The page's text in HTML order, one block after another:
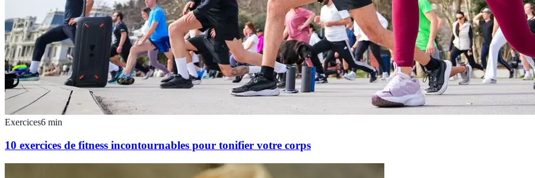
Exercices6 min
10 exercices de fitness incontournables pour tonifier votre corps